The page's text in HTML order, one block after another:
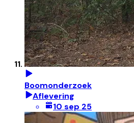
Boomonderzoek
Aflevering
10 sep 25